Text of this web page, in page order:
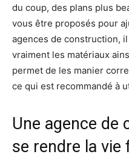
du coup, des plans plus
vous être proposés pour
agences de construction,
vraiment les matériaux
permet de les manier
ce qui est recommandé à
Une agence de
se rendre la vie